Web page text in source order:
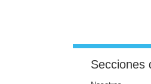
Secciones